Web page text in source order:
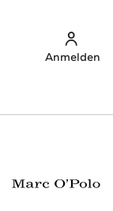
Anmelden